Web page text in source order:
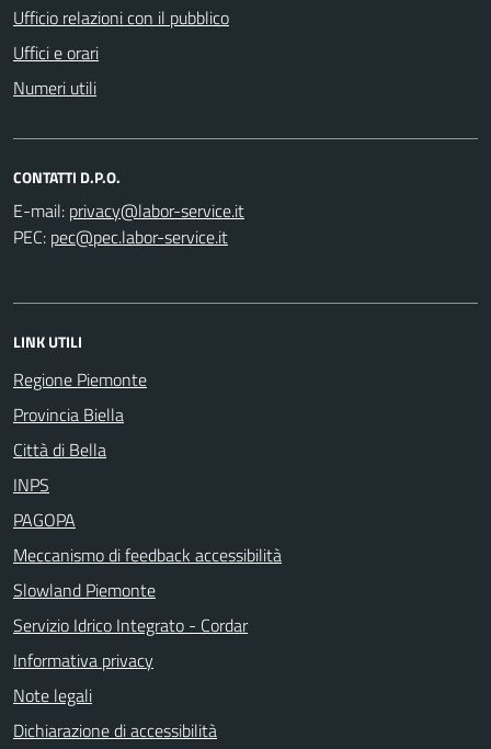
Ufficio relazioni con il pubblico
Uffici e orari
Numeri utili
CONTATTI D.P.O.
E-mail:
PEC:
LINK UTILI
Regione Piemonte
Provincia Biella
Città di Bella
INPS
PAGOPA
Meccanismo di feedback accessibilità
Slowland Piemonte
Servizio Idrico Integrato - Cordar
Informativa privacy
Note legali
Dichiarazione di accessibilità